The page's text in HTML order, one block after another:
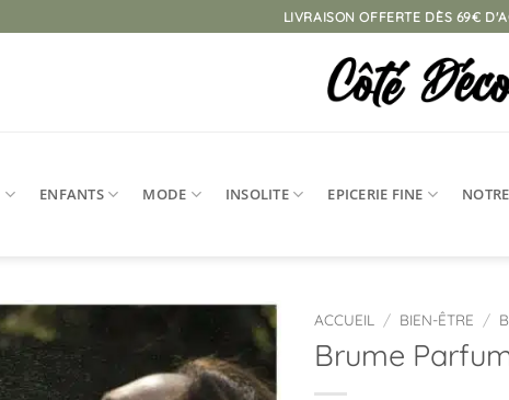
LIVRAISON OFFERTE DÈS 69€
ENFANTS MODE INSOLITE EPICERIE FINE
Ajouter
à la
ACCUEIL / BIEN-ÊTRE /
Brume